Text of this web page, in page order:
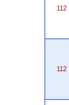
112
112